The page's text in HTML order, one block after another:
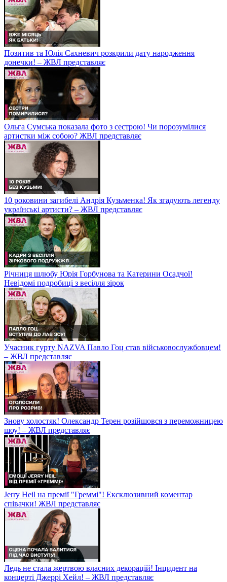
Позитив та Юлія Сахневич розкрили дату народження
донечки! – ЖВЛ представляє
Ольга Сумська показала фото з сестрою! Чи порозумілися
артистки між собою? ЖВЛ представляє
10 роковини загибелі Андрія Кузьменка! Як згадують легенду
українські артисти? – ЖВЛ представляє
Річниця шлюбу Юрія Горбунова та Катерини Осадчої!
Невідомі подробиці з весілля зірок
Учасник гурту NAZVA Павло Гоц став військовослужбовцем!
– ЖВЛ представляє
Знову холостяк! Олександр Терен розійшовся з переможницею
шоу! – ЖВЛ представляє
Jerry Heil на премії "Греммі"! Ексклюзивний коментар
співачки! ЖВЛ представляє
Ледь не стала жертвою власних декорацій! Інцидент на
концерті Джеррі Хейл! – ЖВЛ представляє